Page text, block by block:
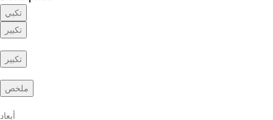
تكبي
تكبير
تكبير
ملخص
أبعاد